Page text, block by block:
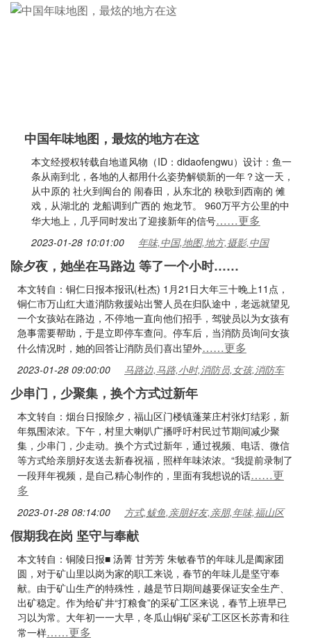
中国年味地图，最炫的地方在这
本文经授权转载自地道风物（ID：didaofengwu）设计：鱼一
条从南到北，各地的人都用什么姿势解锁新的一年？这一天，
从中原的 社火到闽台的 闹春田，从东北的 秧歌到西南的 傩
戏，从湖北的 龙船调到广西的 炮龙节。 960万平方公里的中
华大地上，几乎同时发出了迎接新年的信号……更多
2023-01-28 10:01:00 年味,中国,地图,地方,摄影,中国
除夕夜，她坐在马路边 等了一个小时……
本文转自：铜仁日报本报讯(杜杰) 1月21日大年三十晚上11点，
铜仁市万山红大道消防救援站出警人员在归队途中，老远就望见
一个女孩站在路边，不停地一直向他们招手，驾驶员以为女孩有
急事需要帮助，于是立即停车查问。停车后，当消防员询问女孩
什么情况时，她的回答让消防员们喜出望外……更多
2023-01-28 09:00:00 马路边,马路,小时,消防员,女孩,消防车
少串门，少聚集，换个方式过新年
本文转自：烟台日报除夕，福山区门楼镇蓬莱庄村张灯结彩，新
年氛围浓浓。下午，村里大喇叭广播呼吁村民过节期间减少聚
集，少串门，少走动。换个方式过新年，通过视频、电话、微信
等方式给亲朋好友送去新春祝福，照样年味浓浓。“我提前录制了
一段拜年视频，是自己精心制作的，里面有我想说的话……更
多
2023-01-28 08:14:00 方式,鲅鱼,亲朋好友,亲朋,年味,福山区
假期我在岗 坚守与奉献
本文转自：铜陵日报■ 汤菁 甘芳芳 朱敏春节的年味儿是阖家团
圆，对于矿山里以岗为家的职工来说，春节的年味儿是坚守奉
献。由于矿山生产的特殊性，越是节日期间越要保证安全生产、
出矿稳定。作为给矿井“打粮食”的采矿工区来说，春节上班早已
习以为常。大年初一一大早，冬瓜山铜矿采矿工区区长苏青和往
常一样……更多